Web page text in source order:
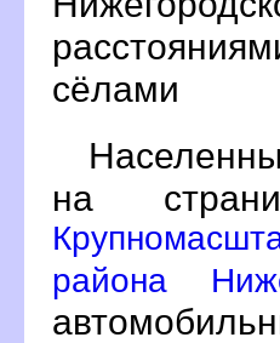
сёлами
на
района